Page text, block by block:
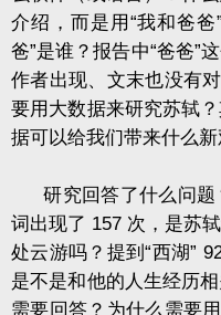
介绍，而是用“我和爸爸
爸”是谁？报告中“爸爸”
作者出现、文末也没有
要用大数据来研究苏轼
据可以给我们带来什么新
研究回答了什么问
词出现了 157 次，是苏
处云游吗？提到“西湖”
是不是和他的人生经历
需要回答？为什么需要